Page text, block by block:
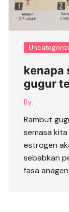
kenapa
gugur
By:
Rambut
semasa
estrogen
sebabkan
fasa